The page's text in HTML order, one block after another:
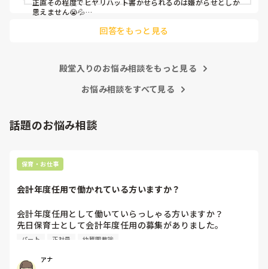
正直その程度でヒヤリハット書かせられるのは嫌がらせとしか
思えません😭💦
回答をもっと見る
殿堂入りのお悩み相談をもっと見る
お悩み相談をすべて見る
話題のお悩み相談
保育・お仕事
会計年度任用で働かれている方いますか？
会計年度任用として働いていらっしゃる方いますか？
先日保育士として会計年度任用の募集がありました。
赤ちゃん訪問を主にするようですが、園勤務ではなく、保育
よろしくお願いします。
パート 正社員 幼稚園教諭
アナ